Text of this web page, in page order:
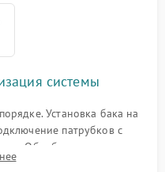
системы
Установка бака на
патрубков с
Обработка стыков
возможных протечек воды.